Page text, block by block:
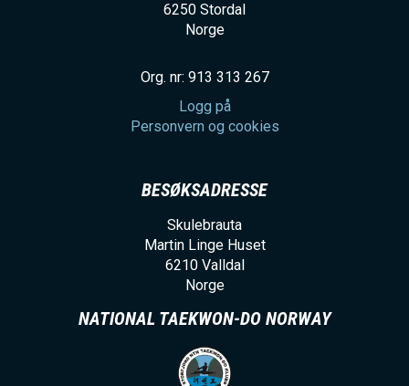
6250 Stordal
Norge
Org. nr: 913 313 267
Logg på
Personvern og cookies
BESØKSADRESSE
Skulebrauta
Martin Linge Huset
6210 Valldal
Norge
NATIONAL TAEKWON-DO NORWAY